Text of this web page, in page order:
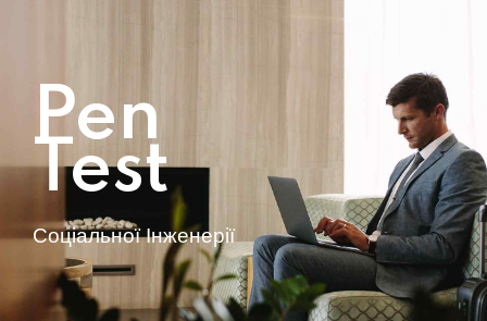
Pen
Test
Соціальної Інженерії